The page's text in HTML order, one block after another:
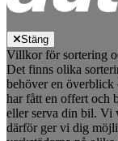
Stäng
Villkor för sortering
Det finns olika
behöver en överblick
har fått en offert och
eller serva din bil. Vi
därför ger vi dig